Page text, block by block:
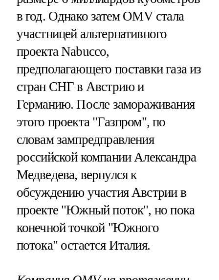
в год. Однако затем OMV стала
участницей альтернативного
проекта Nabucco,
предполагающего поставки газа из
стран СНГ в Австрию и
Германию. После замораживания
этого проекта "Газпром", по
словам зампредправления
российской компании Александра
Медведева, вернулся к
обсуждению участия Австрии в
проекте "Южный поток", но пока
конечной точкой "Южного
потока" остается Италия.